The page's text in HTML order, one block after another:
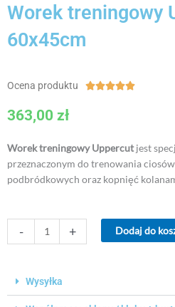
Worek treningowy
60x45cm
Ocena produktu Ocena
363,00 zł
Worek treningowy Uppercutjest
przeznaczonym do trenowania
podbródkowych oraz kopnięć
-
Worek
60x45cm
+ Dodaj do
Wysyłka